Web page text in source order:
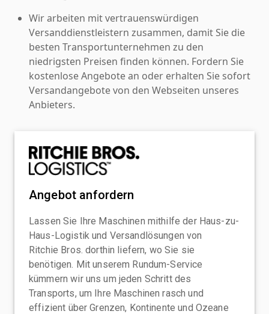
Wir arbeiten mit vertrauenswürdigen
Versanddienstleistern zusammen, damit Sie die
besten Transportunternehmen zu den
niedrigsten Preisen finden können. Fordern Sie
kostenlose Angebote an oder erhalten Sie sofort
Versandangebote von den Webseiten unseres
Anbieters.
Angebot anfordern
Lassen Sie Ihre Maschinen mithilfe der Haus-zu-
Haus-Logistik und Versandlösungen von
Ritchie Bros. dorthin liefern, wo Sie sie
benötigen. Mit unserem Rundum-Service
kümmern wir uns um jeden Schritt des
Transports, um Ihre Maschinen rasch und
effizient über Grenzen, Kontinente und Ozeane